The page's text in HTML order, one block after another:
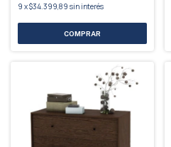
9 x$34.399,89 sin interés